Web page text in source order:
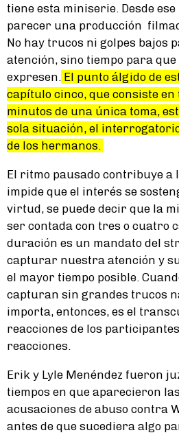
tiene esta miniserie. Desde
parecer una producción
No hay trucos ni golpes bajos
atención, sino tiempo para
expresen. El punto álgido de
capítulo cinco, que consiste
minutos de una única toma,
sola situación, el
de los hermanos.
El ritmo pausado contribuye a
impide que el interés se
virtud, se puede decir que la
ser contada con tres o cuatro
duración es un mandato del
capturar nuestra atención y
el mayor tiempo posible.
capturan sin grandes trucos
importa, entonces, es el
reacciones de los
reacciones.
Erik y Lyle Menéndez fueron
tiempos en que aparecieron
acusaciones de abuso contra
antes de que sucediera algo